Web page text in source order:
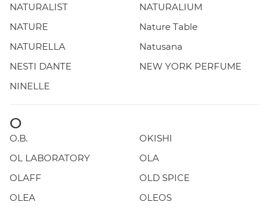
NATURALIST
NATURALIUM
NATURE
Nature Table
NATURELLA
Natusana
NESTI DANTE
NEW YORK PERFUME
NINELLE
O
O.B.
OKISHI
OL LABORATORY
OLA
OLAFF
OLD SPICE
OLEA
OLEOS